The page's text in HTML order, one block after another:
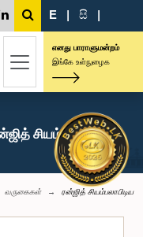
E | සි |
எனது பாராளுமன்றம்
இங்கே உள்நுழைக
சியம்பலாபிடிய,
வருகைகள் ரன்ஜித் சியம்பலாபிடிய